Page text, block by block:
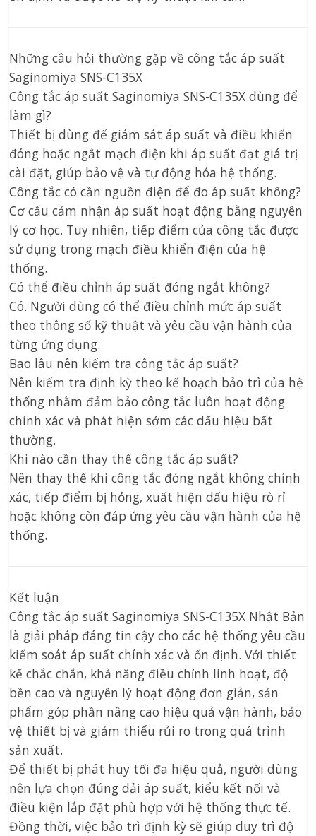
Những câu hỏi thường gặp về công tắc áp suất
Saginomiya SNS-C135X
Công tắc áp suất Saginomiya SNS-C135X dùng để
làm gì?
Thiết bị dùng để giám sát áp suất và điều khiển
đóng hoặc ngắt mạch điện khi áp suất đạt giá trị
cài đặt, giúp bảo vệ và tự động hóa hệ thống.
Công tắc có cần nguồn điện để đo áp suất không?
Cơ cấu cảm nhận áp suất hoạt động bằng nguyên
lý cơ học. Tuy nhiên, tiếp điểm của công tắc được
sử dụng trong mạch điều khiển điện của hệ
thống.
Có thể điều chỉnh áp suất đóng ngắt không?
Có. Người dùng có thể điều chỉnh mức áp suất
theo thông số kỹ thuật và yêu cầu vận hành của
từng ứng dụng.
Bao lâu nên kiểm tra công tắc áp suất?
Nên kiểm tra định kỳ theo kế hoạch bảo trì của hệ
thống nhằm đảm bảo công tắc luôn hoạt động
chính xác và phát hiện sớm các dấu hiệu bất
thường.
Khi nào cần thay thế công tắc áp suất?
Nên thay thế khi công tắc đóng ngắt không chính
xác, tiếp điểm bị hỏng, xuất hiện dấu hiệu rò rỉ
hoặc không còn đáp ứng yêu cầu vận hành của hệ
thống.
Kết luận
Công tắc áp suất Saginomiya SNS-C135X Nhật Bản
là giải pháp đáng tin cậy cho các hệ thống yêu cầu
kiểm soát áp suất chính xác và ổn định. Với thiết
kế chắc chắn, khả năng điều chỉnh linh hoạt, độ
bền cao và nguyên lý hoạt động đơn giản, sản
phẩm góp phần nâng cao hiệu quả vận hành, bảo
vệ thiết bị và giảm thiểu rủi ro trong quá trình
sản xuất.
Để thiết bị phát huy tối đa hiệu quả, người dùng
nên lựa chọn đúng dải áp suất, kiểu kết nối và
điều kiện lắp đặt phù hợp với hệ thống thực tế.
Đồng thời, việc bảo trì định kỳ sẽ giúp duy trì độ